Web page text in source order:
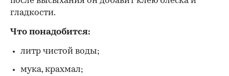
гладкости.
Что понадобится:
литр чистой воды;
мука, крахмал;